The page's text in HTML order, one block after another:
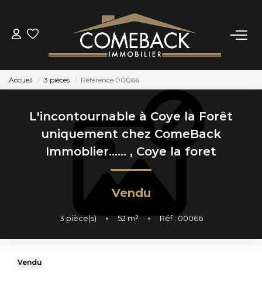
ACHETER
LOUER
ESTIMER
NOTRE AGENCE
BIENS VENDUS
Accueil 3 pièces Référence 00066
L'incontournable à Coye la Forêt
uniquement chez ComeBack
Immoblier...... , Coye la foret
Vendu
3 pièce(s) • 52m² • Réf : 00066
Vendu